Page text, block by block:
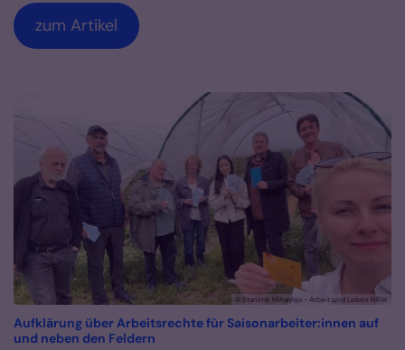
zum Artikel
© Stanimir Mihaylov - Arbeit und Leben NRW
Aufklärung über Arbeitsrechte für Saisonarbeiter:innen auf
und neben den Feldern